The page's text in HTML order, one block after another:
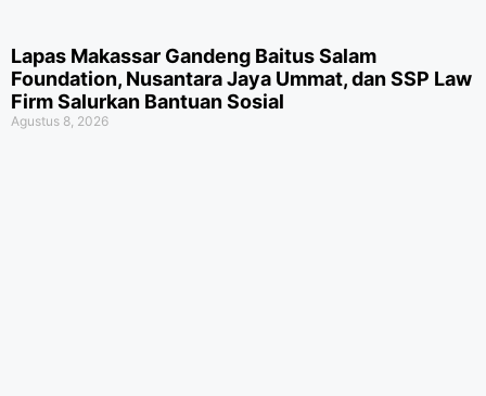
Lapas Makassar Gandeng Baitus Salam
Foundation, Nusantara Jaya Ummat, dan SSP Law
Firm Salurkan Bantuan Sosial
Agustus 8, 2026